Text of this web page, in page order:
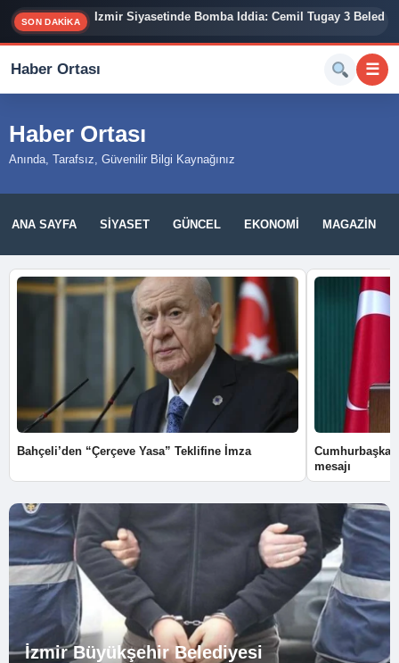
SON DAKİKA İzmir Siyasetinde Bomba İddia: Cemil Tugay 3
Haber Ortası ☰
Haber Ortası
Anında, Tarafsız, Güvenilir Bilgi Kaynağınız
ANA SAYFA SIYASET GÜNCEL EKONOMI MAGAZIN
Bahçeli’den “Çerçeve Yasa” Teklifine İmza
mesajı
İzmir Büyükşehir Belediyesi